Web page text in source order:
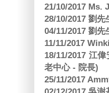
21/10/2017 Ms.
28/10/2017 劉
04/11/2017 劉
11/11/2017
18/11/2017 江
老中心 - 院長)
25/11/2017